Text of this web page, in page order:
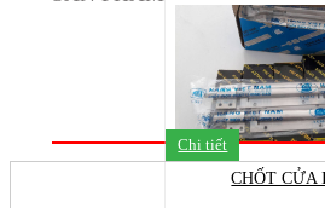
Chi tiết
CHỐT CỬA